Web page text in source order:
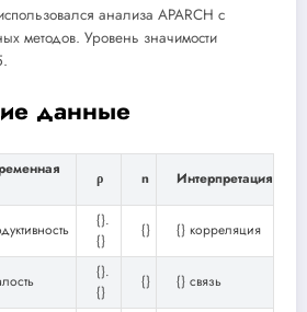
анализа APARCH с
методов. Уровень значимости
данные
ρ n Интерпретация
{}.
{}
{} {} корреляция
{}.
{}
{} {} связь